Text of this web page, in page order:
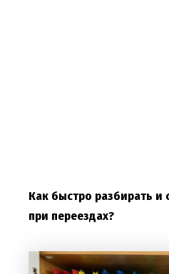
Как быстро разбирать и
при переездах?